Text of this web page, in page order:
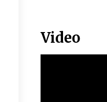
Video